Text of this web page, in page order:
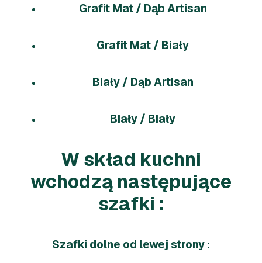
Grafit Mat / Dąb Artisan
Grafit Mat / Biały
Biały / Dąb Artisan
Biały / Biały
W skład kuchni
wchodzą następujące
szafki :
Szafki dolne od lewej strony :